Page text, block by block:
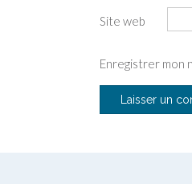
Site web
Enregistrer mon